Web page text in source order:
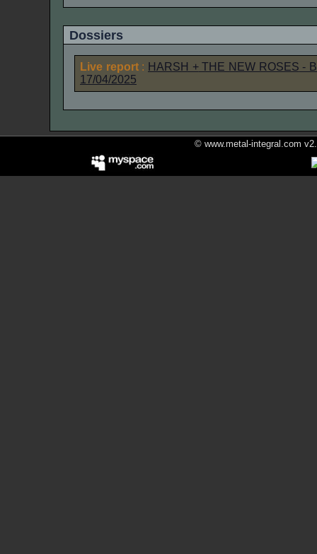
Dossiers
Live report: HARSH +THE NEW ROSES -
17/04/2025
© www.metal-integral.com